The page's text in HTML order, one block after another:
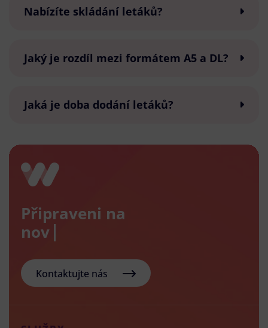
Nabízíte skládání letáků?
Jaký je rozdíl mezi formátem A5 a DL?
Jaká je doba dodání letáků?
Připraveni na
nový e-s
Kontaktujte nás